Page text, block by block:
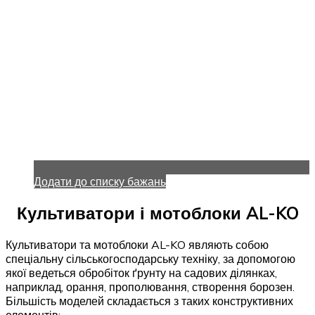
Додати до списку бажань
Культиватори і мотоблоки AL-KO
Культиватори та мотоблоки AL-KO являють собою
спеціальну сільськогосподарську техніку, за допомогою
якої ведеться обробіток ґрунту на садових ділянках,
наприклад, орання, прополювання, створення борозен.
Більшість моделей складається з таких конструктивних